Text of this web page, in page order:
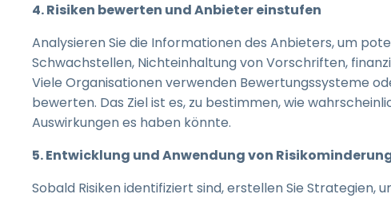
4. Risiken bewerten und Anbieter einstufen
Analysieren Sie die Informationen des Anbieters, um
Schwachstellen, Nichteinhaltung von Vorschriften,
Viele Organisationen verwenden Bewertungssysteme
bewerten. Das Ziel ist es, zu bestimmen, wie
Auswirkungen es haben könnte.
5. Entwicklung und Anwendung von
Sobald Risiken identifiziert sind, erstellen Sie Strategien,